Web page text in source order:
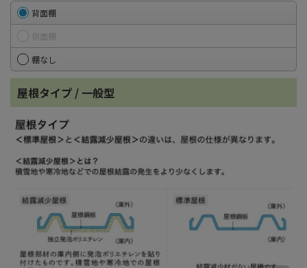
背面棚
側面棚
棚なし
屋根タイプ / 一般型